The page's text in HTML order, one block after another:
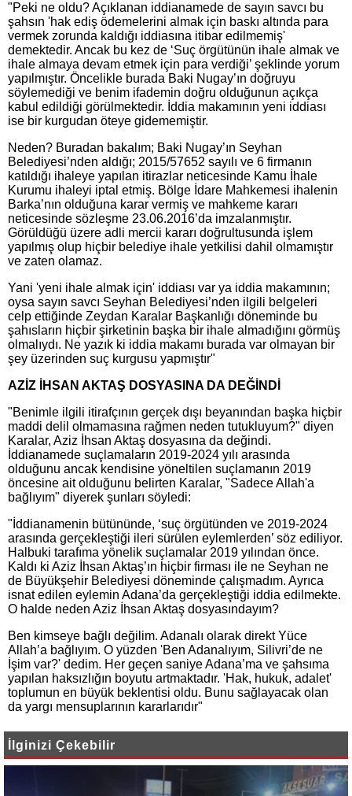
"Peki ne oldu? Açıklanan iddianamede de sayın savcı bu
şahsın 'hak ediş ödemelerini almak için baskı altında para
vermek zorunda kaldığı iddiasına itibar edilmemiş'
demektedir. Ancak bu kez de ‘Suç örgütünün ihale almak ve
ihale almaya devam etmek için para verdiği’ şeklinde yorum
yapılmıştır. Öncelikle burada Baki Nugay’ın doğruyu
söylemediği ve benim ifademin doğru olduğunun açıkça
kabul edildiği görülmektedir. İddia makamının yeni iddiası
ise bir kurgudan öteye gidememiştir.
Neden? Buradan bakalım; Baki Nugay’ın Seyhan
Belediyesi’nden aldığı; 2015/57652 sayılı ve 6 firmanın
katıldığı ihaleye yapılan itirazlar neticesinde Kamu İhale
Kurumu ihaleyi iptal etmiş. Bölge İdare Mahkemesi ihalenin
Barka’nın olduğuna karar vermiş ve mahkeme kararı
neticesinde sözleşme 23.06.2016’da imzalanmıştır.
Görüldüğü üzere adli mercii kararı doğrultusunda işlem
yapılmış olup hiçbir belediye ihale yetkilisi dahil olmamıştır
ve zaten olamaz.
Yani 'yeni ihale almak için' iddiası var ya iddia makamının;
oysa sayın savcı Seyhan Belediyesi’nden ilgili belgeleri
celp ettiğinde Zeydan Karalar Başkanlığı döneminde bu
şahısların hiçbir şirketinin başka bir ihale almadığını görmüş
olmalıydı. Ne yazık ki iddia makamı burada var olmayan bir
şey üzerinden suç kurgusu yapmıştır"
AZİZ İHSAN AKTAŞ DOSYASINA DA DEĞİNDİ
"Benimle ilgili itirafçının gerçek dışı beyanından başka hiçbir
maddi delil olmamasına rağmen neden tutukluyum?" diyen
Karalar, Aziz İhsan Aktaş dosyasına da değindi.
İddianamede suçlamaların 2019-2024 yılı arasında
olduğunu ancak kendisine yöneltilen suçlamanın 2019
öncesine ait olduğunu belirten Karalar, "Sadece Allah'a
bağlıyım" diyerek şunları söyledi:
"İddianamenin bütününde, ‘suç örgütünden ve 2019-2024
arasında gerçekleştiği ileri sürülen eylemlerden’ söz ediliyor.
Halbuki tarafıma yönelik suçlamalar 2019 yılından önce.
Kaldı ki Aziz İhsan Aktaş’ın hiçbir firması ile ne Seyhan ne
de Büyükşehir Belediyesi döneminde çalışmadım. Ayrıca
isnat edilen eylemin Adana’da gerçekleştiği iddia edilmekte.
O halde neden Aziz İhsan Aktaş dosyasındayım?
Ben kimseye bağlı değilim. Adanalı olarak direkt Yüce
Allah’a bağlıyım. O yüzden 'Ben Adanalıyım, Silivri’de ne
İşim var?' dedim. Her geçen saniye Adana’ma ve şahsıma
yapılan haksızlığın boyutu artmaktadır. 'Hak, hukuk, adalet'
toplumun en büyük beklentisi oldu. Bunu sağlayacak olan
da yargı mensuplarının kararlarıdır"
İlginizi Çekebilir